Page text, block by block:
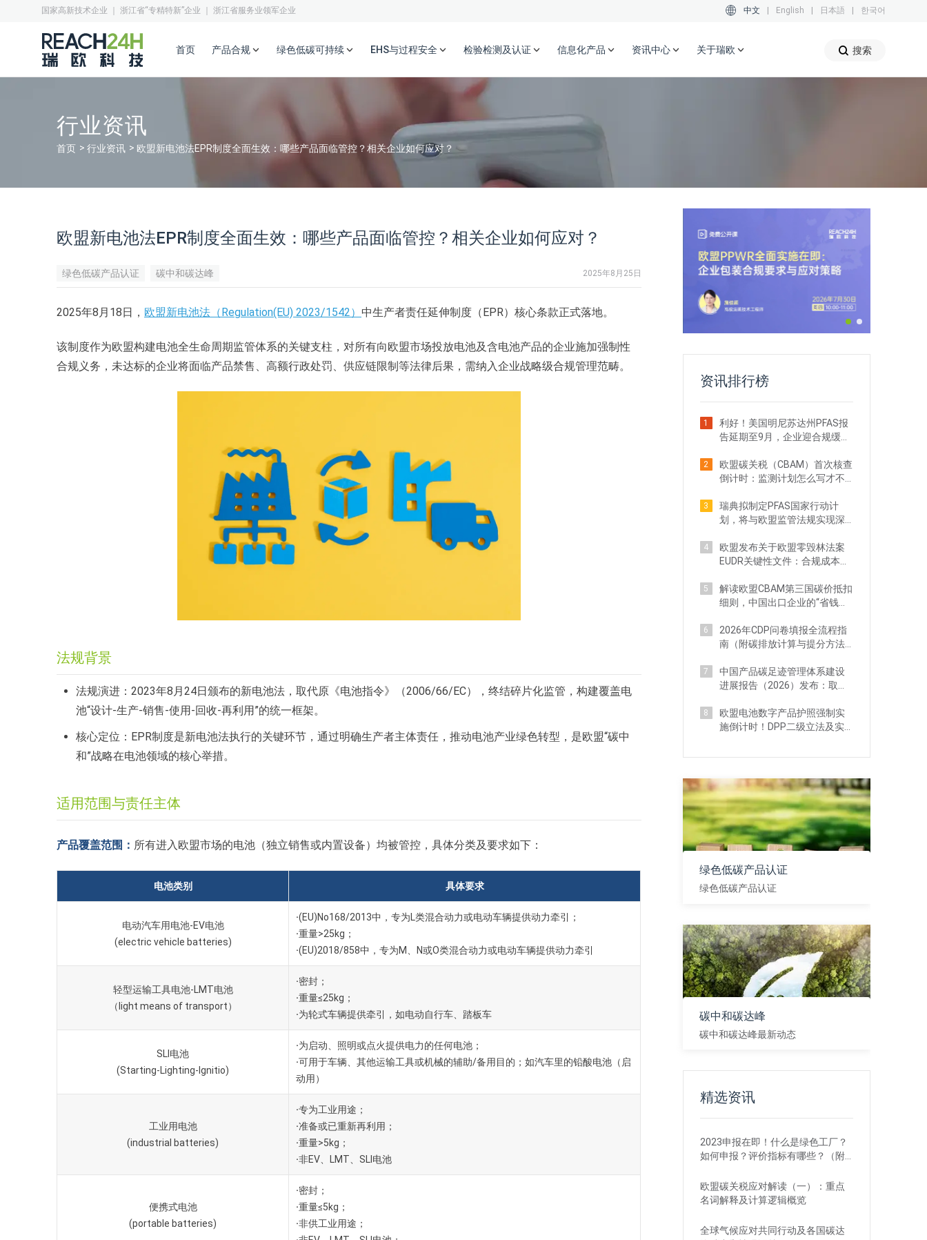
国家高新技术企业 ｜ 浙江省“专精特新”企业 ｜ 浙江省服务业领军企业 中文 English 日本語 한국어
首页 产品合规 绿色低碳可持续 EHS与过程安全 检验检测及认证 信息化产品 资讯中心 关于瑞欧 搜索
行业资讯
首页 行业资讯 欧盟新电池法EPR制度全面生效：哪些产品面临管控？相关企业如何应对？
欧盟新电池法EPR制度全面生效：哪些产品面临管控？相关企业如何应对？
绿色低碳产品认证 碳中和碳达峰 2025年8月25日
2025年8月18日， 欧盟新电池法（Regulation(EU) 2023/1542） 中生产者责任延伸制度（EPR）核心条款正式落地。
该制度作为欧盟构建电池全生命周期监管体系的关键支柱，对所有向欧盟市场投放电池及含电池产品的企业施加强制性
合规义务，未达标的企业将面临产品禁售、高额行政处罚、供应链限制等法律后果，需纳入企业战略级合规管理范畴。
法规背景
法规演进：2023年8月24日颁布的新电池法，取代原《电池指令》（2006/66/EC），终结碎片化监管，构建覆盖电
池“设计-生产-销售-使用-回收-再利用”的统一框架。
核心定位：EPR制度是新电池法执行的关键环节，通过明确生产者主体责任，推动电池产业绿色转型，是欧盟“碳中
和”战略在电池领域的核心举措。
适用范围与责任主体
产品覆盖范围： 所有进入欧盟市场的电池（独立销售或内置设备）均被管控，具体分类及要求如下：
电池类别 具体要求
电动汽车用电池-EV电池
(electric vehicle batteries)
·(EU)No168/2013中，专为L类混合动力或电动车辆提供动力牵引；
·重量>25kg；
·(EU)2018/858中，专为M、N或O类混合动力或电动车辆提供动力牵引
轻型运输工具电池-LMT电池
（light means of transport）
·密封；
·重量≤25kg；
·为轮式车辆提供牵引，如电动自行车、踏板车
SLI电池
(Starting-Lighting-Ignitio)
·为启动、照明或点火提供电力的任何电池；
·可用于车辆、其他运输工具或机械的辅助/备用目的；如汽车里的铅酸电池（启
动用）
工业用电池
(industrial batteries)
·专为工业用途；
·准备或已重新再利用；
·重量>5kg；
·非EV、LMT、SLI电池
便携式电池
(portable batteries)
·密封；
·重量≤5kg；
·非供工业用途；
资讯排行榜
1
利好！美国明尼苏达州PFAS报
告延期至9月，企业迎合规缓冲
2
欧盟碳关税（CBAM）首次核查
倒计时：监测计划怎么写才不
3
瑞典拟制定PFAS国家行动计
划，将与欧盟监管法规实现深
4
欧盟发布关于欧盟零毁林法案
EUDR关键性文件：合规成本预
5
解读欧盟CBAM第三国碳价抵扣
细则，中国出口企业的“省钱红
6
2026年CDP问卷填报全流程指
南（附碳排放计算与提分方法
7
中国产品碳足迹管理体系建设
进展报告（2026）发布：取得
8
欧盟电池数字产品护照强制实
施倒计时！DPP二级立法及实
绿色低碳产品认证
绿色低碳产品认证
碳中和碳达峰
碳中和碳达峰最新动态
精选资讯
2023申报在即！什么是绿色工厂？
如何申报？评价指标有哪些？（附
欧盟碳关税应对解读（一）：重点
名词解释及计算逻辑概览
全球气候应对共同行动及各国碳达